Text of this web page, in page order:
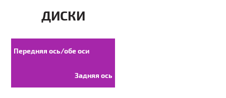
ДИСКИ
Передняя ось/обе оси
Задняя ось